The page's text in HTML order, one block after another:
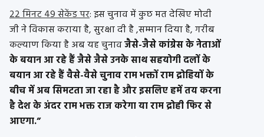
22 मिनट 49 सेकेंड पर: इस चुनाव में कुछ मत देखिए मोदी
जी ने विकास कराया है, सुरक्षा दी है ,सम्मान दिया है, गरीब
कल्याण किया है अब यह चुनावजैसे-जैसे कांग्रेस के नेताओं
के बयान आ रहे हैं जैसे जैसे उनके साथ सहयोगी दलों के
बयान आ रहे हैं वैसे-वैसे चुनाव राम भक्तों राम द्रोहियों के
बीच में अब सिमटता जा रहा है और इसलिए हमें तय करना
है देश के अंदर राम भक्त राज करेगा या राम द्रोही फिर से
आएगा.”